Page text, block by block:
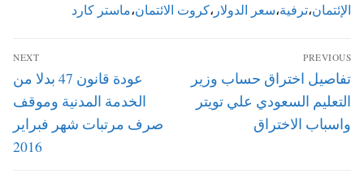
الإئتمان،ترفية،سعر الدولار ،كروت الائتمان،ماستر كارد
تصفّح
المقالات
PREVIOUS
Previous
post:
تفاصيل اختراق حساب وزير
التعليم السعودي علي تويتر
واسباب الاختراق
NEXT
Next
post:
عودة قانون 47 بدلا من
الخدمة المدنية وموقف
صرف مرتبات شهر فبراير
2016